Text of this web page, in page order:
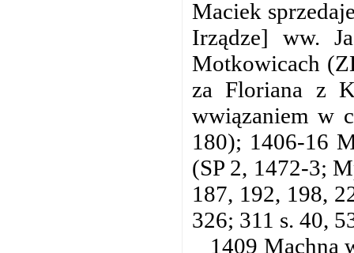
Maciek
Irządze] ww.
Motkowicach
za Floriana z
wwiązaniem w
180); 1406-16
(SP 2, 1472-3;
187, 192, 198,
326; 311 s. 40,
1409 Machna